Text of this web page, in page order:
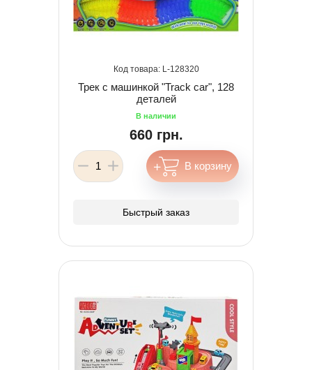
128320
Трек с машинкой "Track car", 128
деталей
660 грн.
Быстрый заказ